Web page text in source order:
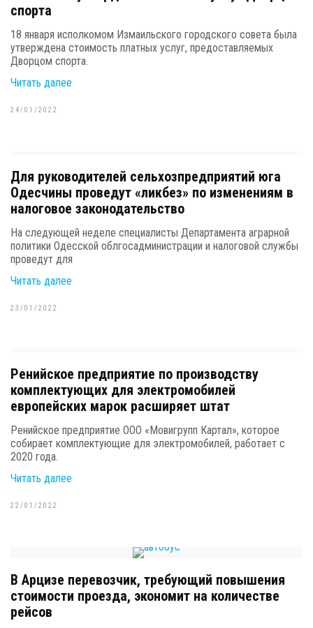
спорта
18 января исполкомом Измаильского городского совета была
утверждена стоимость платных услуг, предоставляемых
Дворцом спорта.
Читать далее
24/01/2022
Для руководителей сельхозпредприятий юга
Одесчины проведут «ликбез» по изменениям в
налоговое законодательство
На следующей неделе специалисты Департамента аграрной
политики Одесской облгосадминистрации и налоговой службы
проведут для
Читать далее
23/01/2022
Ренийское предприятие по производству
комплектующих для электромобилей
европейских марок расширяет штат
Ренийское предприятие ООО «Мовигрупп Картал», которое
собирает комплектующие для электромобилей, работает с
2020 года.
Читать далее
22/01/2022
В Арцизе перевозчик, требующий повышения
стоимости проезда, экономит на количестве
рейсов